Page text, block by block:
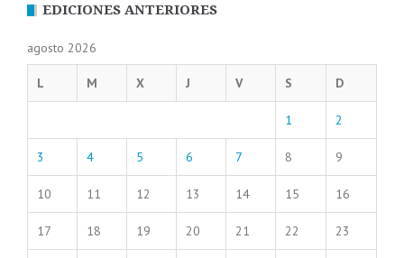
EDICIONES ANTERIORES
agosto 2026
L M X J V S D
1 2
3 4 5 6 7 8 9
10 11 12 13 14 15 16
17 18 19 20 21 22 23